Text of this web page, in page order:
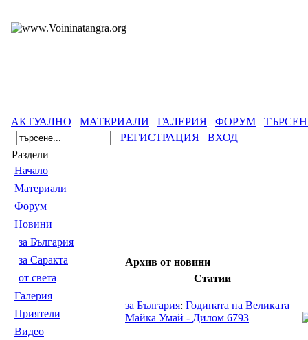
АКТУАЛНО МАТЕРИАЛИ ГАЛЕРИЯ ФОРУМ
РЕГИСТРАЦИЯ
ВХОД
Раздели
Началo
Материали
Форум
Новини
за България
за Саракта
от света
Галерия
Приятели
Видео
Архив от новини
Статии
за България: Годината на Великата
Майка Умай - Дилом 6793